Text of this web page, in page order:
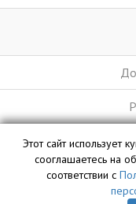
База данных сайта
собственностью
Этот сайт использует
сооглашаетесь на
соответствии с